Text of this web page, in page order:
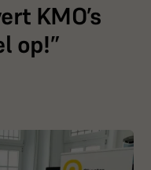
KMO’s
op!”